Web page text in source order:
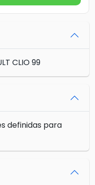
CLIO 99
definidas para